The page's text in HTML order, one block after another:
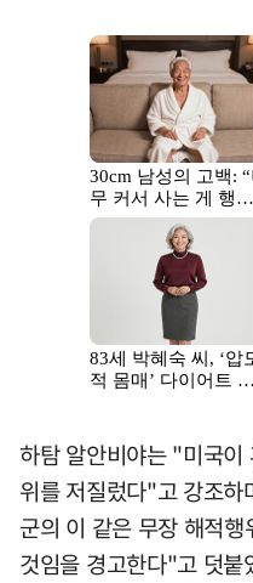
하탐 알안비야는 "미국
위를 저질렀다"고 강조
군의 이 같은 무장 해적
것임을 경고한다"고 덧붙